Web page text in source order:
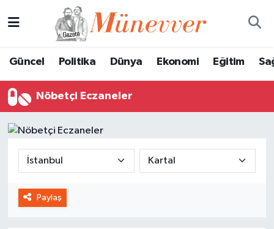
Güncel Politika Dünya Ekonomi Eğitim
Nöbetçi Eczaneler
Paylaş
Eğitim
Sağlık
Tüm Manşetler
Son Dakika Haberleri